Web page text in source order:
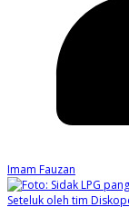
Imam Fauzan